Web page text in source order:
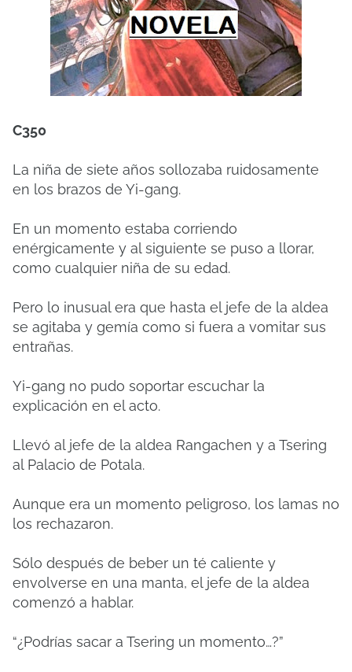
C350
La niña de siete años sollozaba ruidosamente
en los brazos de Yi-gang.
En un momento estaba corriendo
enérgicamente y al siguiente se puso a llorar,
como cualquier niña de su edad.
Pero lo inusual era que hasta el jefe de la aldea
se agitaba y gemía como si fuera a vomitar sus
entrañas.
Yi-gang no pudo soportar escuchar la
explicación en el acto.
Llevó al jefe de la aldea Rangachen y a Tsering
al Palacio de Potala.
Aunque era un momento peligroso, los lamas no
los rechazaron.
Sólo después de beber un té caliente y
envolverse en una manta, el jefe de la aldea
comenzó a hablar.
“¿Podrías sacar a Tsering un momento…?”